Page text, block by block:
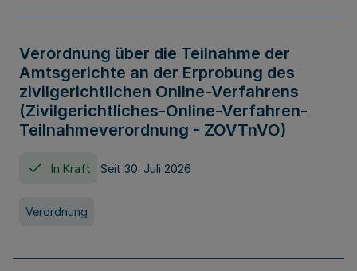
Verordnung über die Teilnahme der
Amtsgerichte an der Erprobung des
zivilgerichtlichen Online-Verfahrens
(Zivilgerichtliches-Online-Verfahren-
Teilnahmeverordnung - ZOVTnVO)
In Kraft Seit 30. Juli 2026
Verordnung